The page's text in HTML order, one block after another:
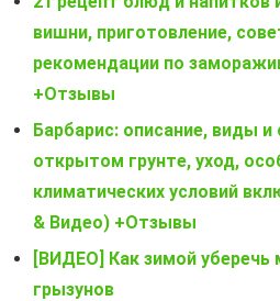
вишни, приготовление,
рекомендации по
+Отзывы
Барбарис: описание, виды и
открытом грунте, уход,
климатических условий
& Видео) +Отзывы
[ВИДЕО] Как зимой
грызунов